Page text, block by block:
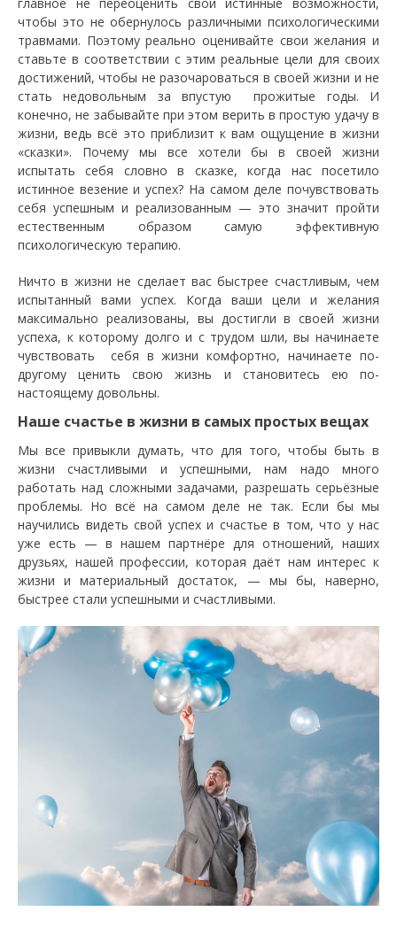
чтобы это не обернулось различными психологическими
травмами. Поэтому реально оценивайте свои желания и
ставьте в соответствии с этим реальные цели для своих
достижений, чтобы не разочароваться в своей жизни и не
стать недовольным за впустую прожитые годы. И
конечно, не забывайте при этом верить в простую удачу в
жизни, ведь всё это приблизит к вам ощущение в жизни
«сказки». Почему мы все хотели бы в своей жизни
испытать себя словно в сказке, когда нас посетило
истинное везение и успех? На самом деле почувствовать
себя успешным и реализованным — это значит пройти
естественным образом самую эффективную
психологическую терапию.
Ничто в жизни не сделает вас быстрее счастливым, чем
испытанный вами успех. Когда ваши цели и желания
максимально реализованы, вы достигли в своей жизни
успеха, к которому долго и с трудом шли, вы начинаете
чувствовать себя в жизни комфортно, начинаете по-
другому ценить свою жизнь и становитесь ею по-
настоящему довольны.
Наше счастье в жизни в самых простых вещах
Мы все привыкли думать, что для того, чтобы быть в
жизни счастливыми и успешными, нам надо много
работать над сложными задачами, разрешать серьёзные
проблемы. Но всё на самом деле не так. Если бы мы
научились видеть свой успех и счастье в том, что у нас
уже есть — в нашем партнёре для отношений, наших
друзьях, нашей профессии, которая даёт нам интерес к
жизни и материальный достаток, — мы бы, наверно,
быстрее стали успешными и счастливыми.